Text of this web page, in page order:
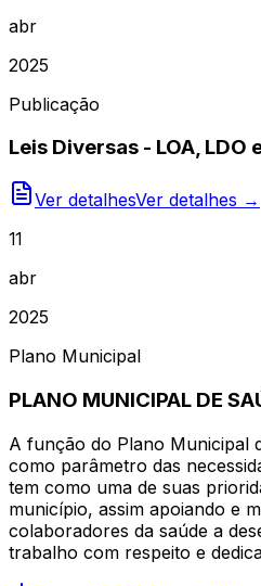
abr
2025
Publicação
Leis Diversas - LOA, LDO
Ver detalhesVer detalhes →
11
abr
2025
Plano Municipal
PLANO MUNICIPAL DE
A função do Plano Municipal
como parâmetro das
tem como uma de suas
município, assim apoiando e
colaboradores da saúde a
trabalho com respeito e